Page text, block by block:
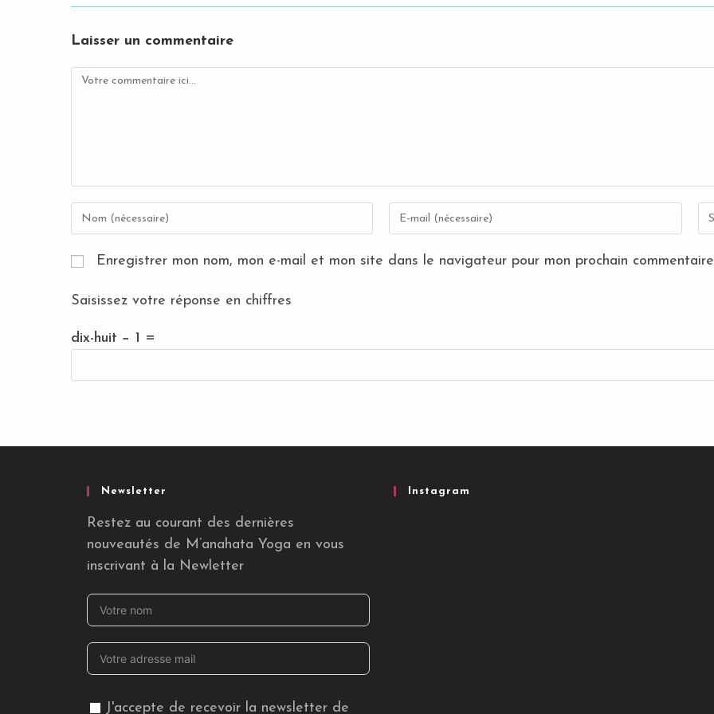
Laisser un commentaire
Comment
to
address
Enregistrer mon nom, mon e-mail et mon site dans le navigateur pour mon prochain
Saisissez votre réponse en chiffres
dix-huit − 1 =
Newsletter
Restez au courant des dernières
nouveautés de M’anahata Yoga en vous
inscrivant à la Newletter
J'accepte de recevoir la newsletter de
Instagram